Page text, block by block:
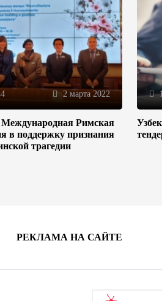
2 марта 2022
Международная Римская
в поддержку признания
трагедии
РЕКЛАМА НА САЙТЕ